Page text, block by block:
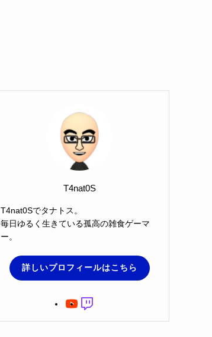
T4nat0S
T4nat0Sでタナトス。
毎日ゆるく生きている孤高の雑食ゲーマ
ー。
詳しいプロフィールはこちら